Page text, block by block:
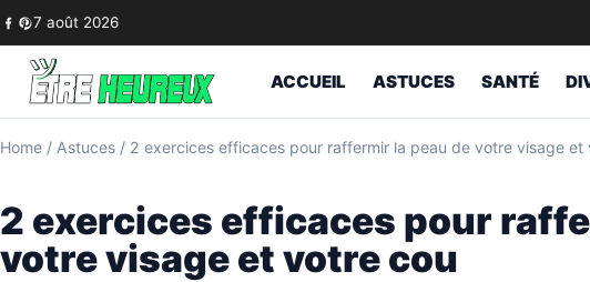
Skip to content
7 août 2026
ACCUEIL ASTUCES SANTÉ
Home / Astuces / 2 exercices efficaces pour raffermir la peau de votre visage et
2 exercices efficaces pour
votre visage et votre cou